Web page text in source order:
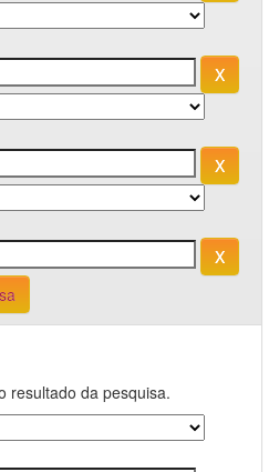
resultado da pesquisa.